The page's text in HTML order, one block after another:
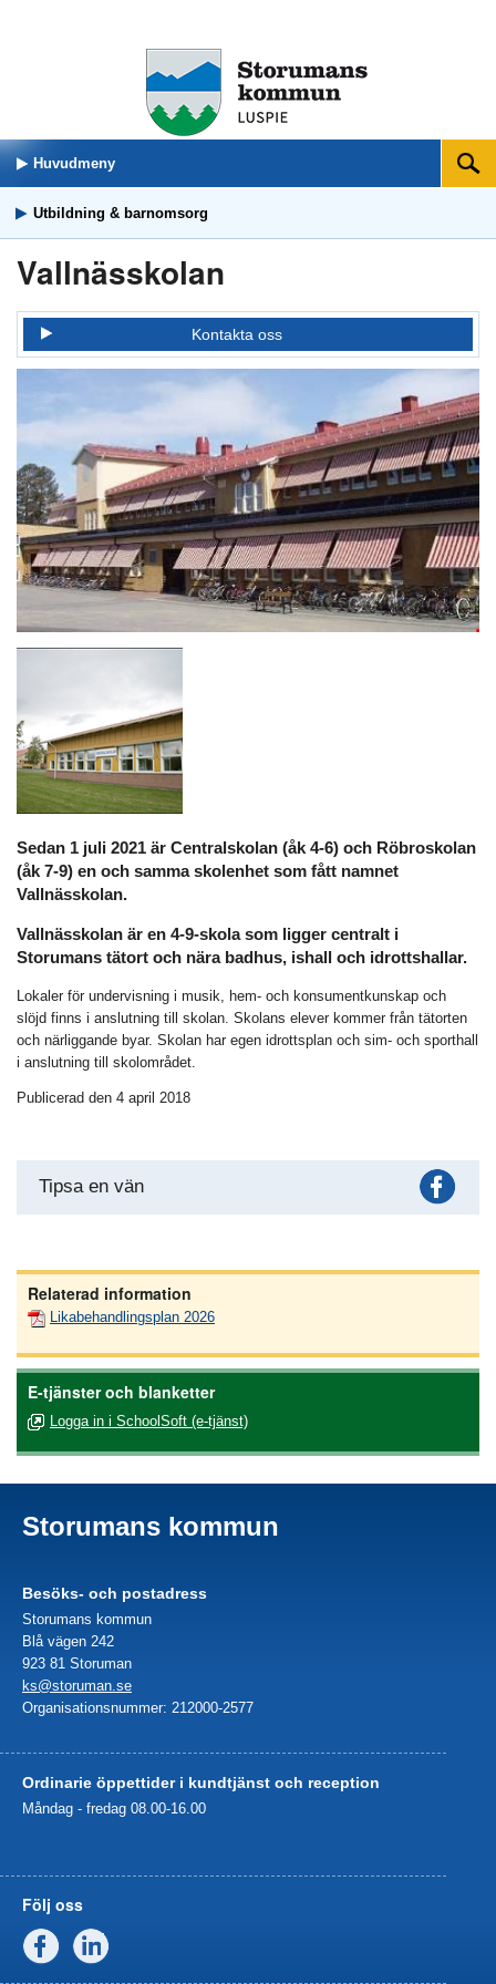
Huvudmeny Sök
Utbildning & barnomsorg
Vallnässkolan
Kontakta oss
Sedan 1 juli 2021 är Centralskolan (åk 4-6) och Röbroskolan
(åk 7-9) en och samma skolenhet som fått namnet
Vallnässkolan.
Vallnässkolan är en 4-9-skola som ligger centralt i
Storumans tätort och nära badhus, ishall och idrottshallar.
Lokaler för undervisning i musik, hem- och konsumentkunskap och
slöjd finns i anslutning till skolan. Skolans elever kommer från tätorten
och närliggande byar. Skolan har egen idrottsplan och sim- och sporthall
i anslutning till skolområdet.
Publicerad den 4 april 2018
Tipsa en vän
Relaterad information
Likabehandlingsplan 2026
E-tjänster och blanketter
Logga in i SchoolSoft (e-tjänst)
Storumans kommun
Besöks- och postadress
Storumans kommun
Blå vägen 242
923 81 Storuman
ks@storuman.se
Organisationsnummer: 212000-2577
Ordinarie öppettider i kundtjänst och reception
Måndag - fredag 08.00-16.00
Följ oss
Facebook